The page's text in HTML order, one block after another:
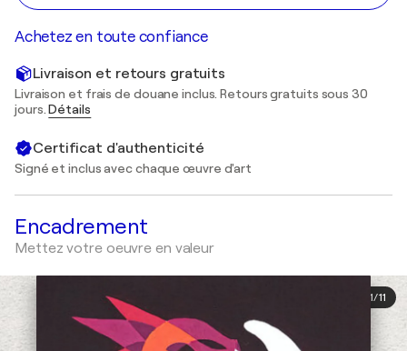
Achetez en toute confiance
Livraison et retours gratuits
Livraison et frais de douane inclus. Retours gratuits sous 30
jours.Détails
Certificat d'authenticité
Signé et inclus avec chaque œuvre d'art
Encadrement
Mettez votre oeuvre en valeur
1/11